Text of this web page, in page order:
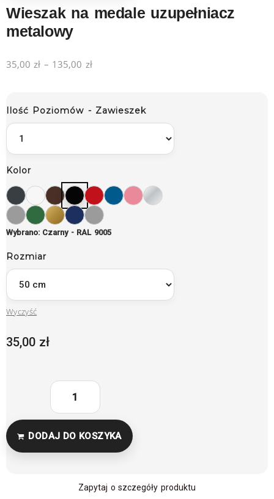
Wieszak na medale uzupełniacz
metalowy
35,00zł – 135,00 zł
Ilość Poziomów - Zawieszek
Kolor
Wybrano: Czarny - RAL 9005
Rozmiar
Wyczyść
35,00 zł
DODAJ DO KOSZYKA
Zapytaj o szczegóły produktu